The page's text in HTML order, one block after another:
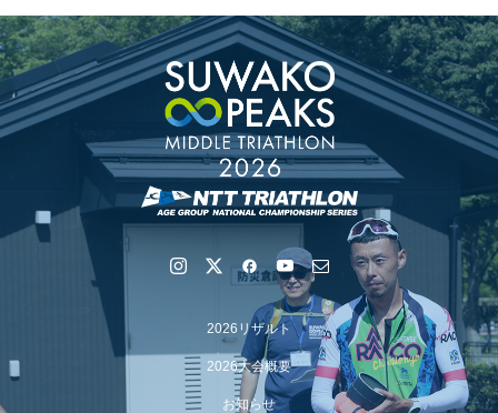
【会議報告】諏訪地域６市町村連絡会議を開催しました
2026リザルト
2026大会概要
お知らせ